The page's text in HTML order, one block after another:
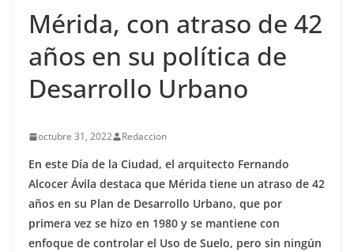
Mérida, con atraso de 42
años en su política de
Desarrollo Urbano
octubre 31, 2022 Redaccion
En este Día de la Ciudad, el arquitecto Fernando
Alcocer Ávila destaca que Mérida tiene un atraso de 42
años en su Plan de Desarrollo Urbano, que por
primera vez se hizo en 1980 y se mantiene con
enfoque de controlar el Uso de Suelo, pero sin ningún